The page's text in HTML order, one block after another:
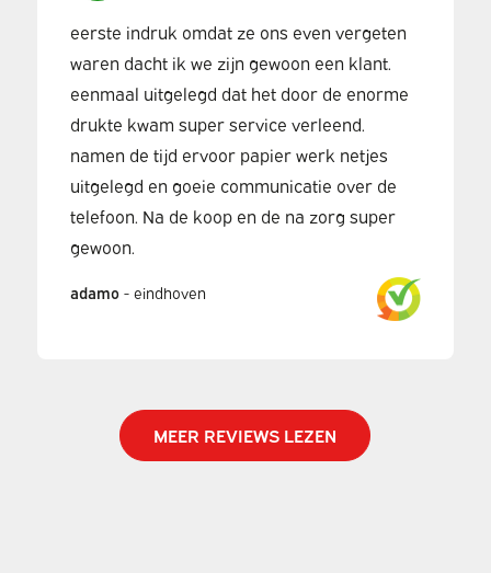
eerste indruk omdat ze ons even vergeten
waren dacht ik we zijn gewoon een klant.
eenmaal uitgelegd dat het door de enorme
drukte kwam super service verleend.
namen de tijd ervoor papier werk netjes
uitgelegd en goeie communicatie over de
telefoon. Na de koop en de na zorg super
gewoon.
adamo - eindhoven
MEER REVIEWS LEZEN